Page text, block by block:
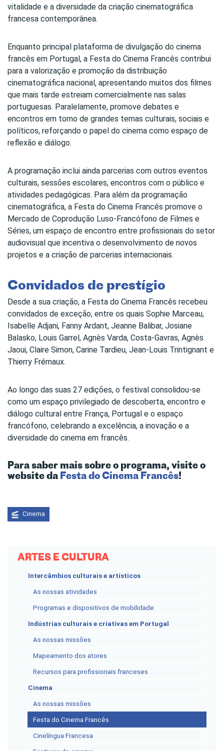
vitalidade e a diversidade da criação cinematográfica
francesa contemporânea.
Enquanto principal plataforma de divulgação do cinema
francês em Portugal, a Festa do Cinema Francês contribui
para a valorização e promoção da distribuição
cinematográfica nacional, apresentando muitos dos filmes
que mais tarde estreiam comercialmente nas salas
portuguesas. Paralelamente, promove debates e
encontros em torno de grandes temas culturais, sociais e
políticos, reforçando o papel do cinema como espaço de
reflexão e diálogo.
A programação inclui ainda parcerias com outros eventos
culturais, sessões escolares, encontros com o público e
atividades pedagógicas. Para além da programação
cinematográfica, a Festa do Cinema Francês promove o
Mercado de Coprodução Luso-Francófono de Filmes e
Séries, um espaço de encontro entre profissionais do setor
audiovisual que incentiva o desenvolvimento de novos
projetos e a criação de parcerias internacionais.
Convidados de prestígio
Desde a sua criação, a Festa do Cinema Francês recebeu
convidados de exceção, entre os quais Sophie Marceau,
Isabelle Adjani, Fanny Ardant, Jeanne Balibar, Josiane
Balasko, Louis Garrel, Agnès Varda, Costa-Gavras, Agnès
Jaoui, Claire Simon, Carine Tardieu, Jean-Louis Trintignant e
Thierry Frémaux.
Ao longo das suas 27 edições, o festival consolidou-se
como um espaço privilegiado de descoberta, encontro e
diálogo cultural entre França, Portugal e o espaço
francófono, celebrando a excelência, a inovação e a
diversidade do cinema em francês.
Para saber mais sobre o programa, visite o
website daFesta do Cinema Francês!
Cinema
ARTES E CULTURA
Intercâmbios culturais e artísticos
As nossas atividades
Programas e dispositivos de mobilidade
Indústrias culturais e criativas em Portugal
As nossas missões
Mapeamento dos atores
Recursos para profissionais franceses
Cinema
As nossas missões
Festa do Cinema Francês
Cinelíngua Francesa